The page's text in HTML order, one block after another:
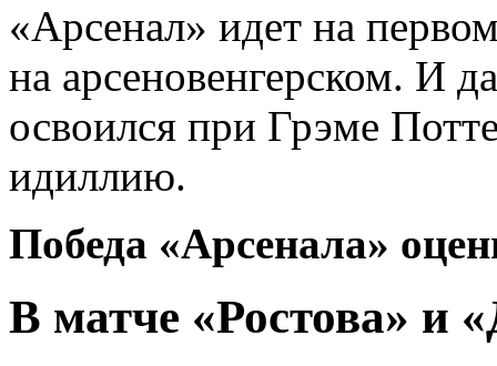
«Арсенал» идет на
на арсеновенгерском. И
освоился при Грэме
идиллию.
Победа «Арсенала»
В матче «Ростова» и